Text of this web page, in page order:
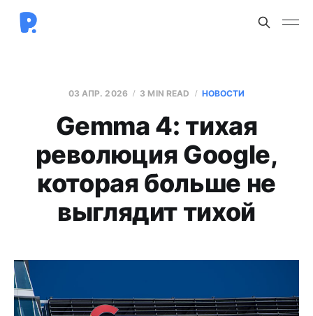
03 АПР. 2026 3 MIN READ НОВОСТИ
Gemma 4: тихая
революция Google,
которая больше не
выглядит тихой